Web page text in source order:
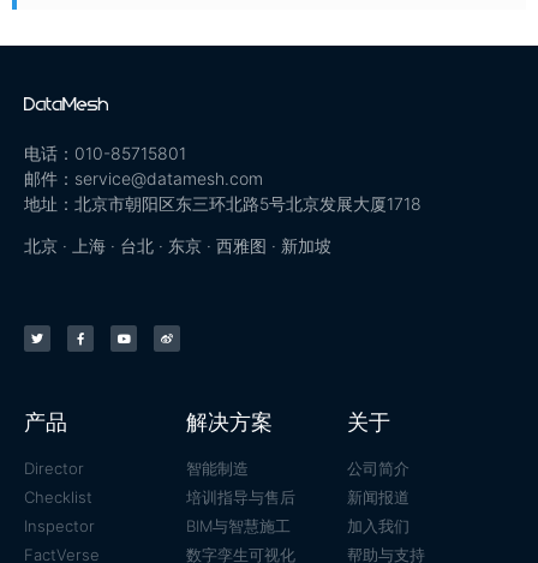
电话：010-85715801
邮件：service@datamesh.com
地址：北京市朝阳区东三环北路5号北京发展大厦1718
北京 · 上海 · 台北 · 东京 · 西雅图 · 新加坡
产品
Director
Checklist
Inspector
FactVerse
解决方案
智能制造
培训指导与售后
BIM与智慧施工
数字孪生可视化
关于
公司简介
新闻报道
加入我们
帮助与支持